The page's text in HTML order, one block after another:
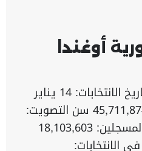
أوغندا
نوع الانتخابات: رئاسية. تاريخ الانتخابات: 14 يناير
2021م تعداد السكان: 45,711,874 سن التصويت:
(18) سنة عدد الناخبين المسجلين: 18,103,603
الانتخابات: